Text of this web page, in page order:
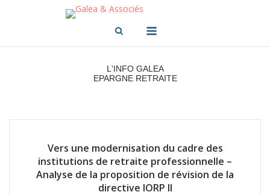
L'INFO GALEA
EPARGNE RETRAITE
Vers une modernisation du cadre des
institutions de retraite professionnelle –
Analyse de la proposition de révision de la
directive IORP II